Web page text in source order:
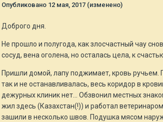
Опубликовано 12 мая, 2017 (изменено)
Доброго дня.
Не прошло и полугода, как злосчастный чау
сосуд, вена оголена, но осталась цела, к
Пришли домой, лапу поджимает, кровь ручьем.
так и не останавливалась, весь коридор в
дежурных клиник нет... Обзвонил местных
жил здесь (Казахстан(!)) и работал
зашили в несколько швов. Подушка мясом